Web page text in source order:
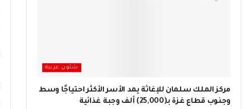
شئون عربية
مركز الملك سلمان للإغاثة يمد الأسر الأكثر احتياجًا وسط
وجنوب قطاع غزة بـ(25,000) ألف وجبة غذائية